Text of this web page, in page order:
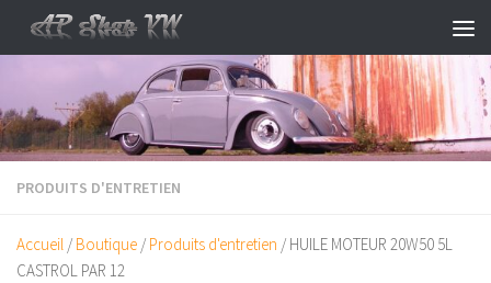
Skip to content
PRODUITS D'ENTRETIEN
Accueil / Boutique / Produits d'entretien / HUILE MOTEUR 20W50 5L
CASTROL PAR 12